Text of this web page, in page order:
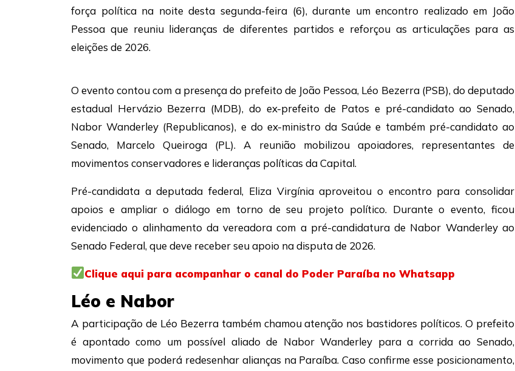
força política na noite desta segunda-feira (6), durante um encontro realizado em João
Pessoa que reuniu lideranças de diferentes partidos e reforçou as articulações para as
eleições de 2026.
O evento contou com a presença do prefeito de João Pessoa, Léo Bezerra (PSB), do deputado
estadual Hervázio Bezerra (MDB), do ex-prefeito de Patos e pré-candidato ao Senado,
Nabor Wanderley (Republicanos), e do ex-ministro da Saúde e também pré-candidato ao
Senado, Marcelo Queiroga (PL). A reunião mobilizou apoiadores, representantes de
movimentos conservadores e lideranças políticas da Capital.
Pré-candidata a deputada federal, Eliza Virgínia aproveitou o encontro para consolidar
apoios e ampliar o diálogo em torno de seu projeto político. Durante o evento, ficou
evidenciado o alinhamento da vereadora com a pré-candidatura de Nabor Wanderley ao
Senado Federal, que deve receber seu apoio na disputa de 2026.
Clique aqui para acompanhar o canal do Poder Paraíba no Whatsapp
Léo e Nabor
A participação de Léo Bezerra também chamou atenção nos bastidores políticos. O prefeito
é apontado como um possível aliado de Nabor Wanderley para a corrida ao Senado,
movimento que poderá redesenhar alianças na Paraíba. Caso confirme esse posicionamento,